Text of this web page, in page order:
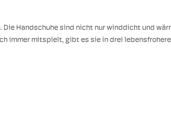
Handschuhe sind nicht nur winddicht und
immer mitspielt, gibt es sie in drei